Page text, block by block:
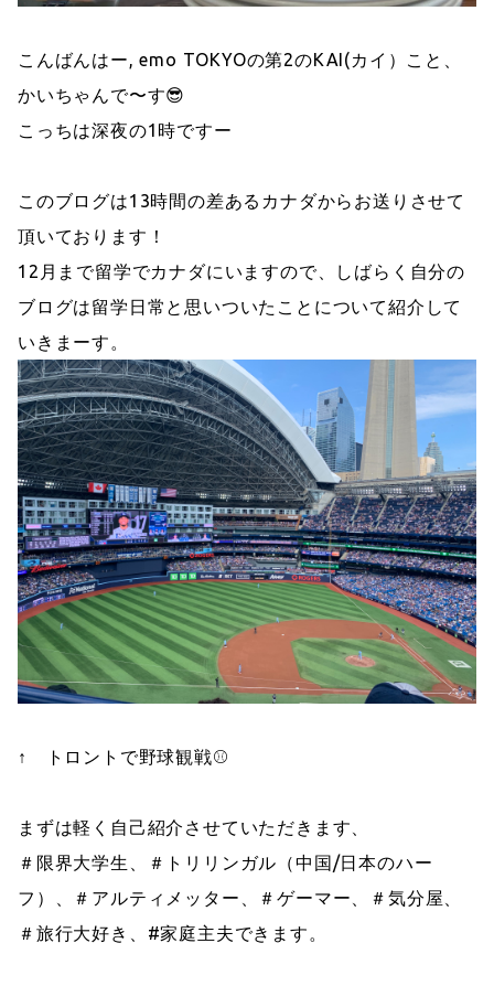
こんばんはー, emo TOKYOの第2のKAI(カイ）こと、
かいちゃんで〜す😎
こっちは深夜の1時ですー
このブログは13時間の差あるカナダからお送りさせて
頂いております！
12月まで留学でカナダにいますので、しばらく自分の
ブログは留学日常と思いついたことについて紹介して
いきまーす。
↑ トロントで野球観戦⚾️
まずは軽く自己紹介させていただきます、
＃限界大学生、＃トリリンガル（中国/日本のハー
フ）、＃アルティメッター、＃ゲーマー、＃気分屋、
＃旅行大好き、#家庭主夫できます。